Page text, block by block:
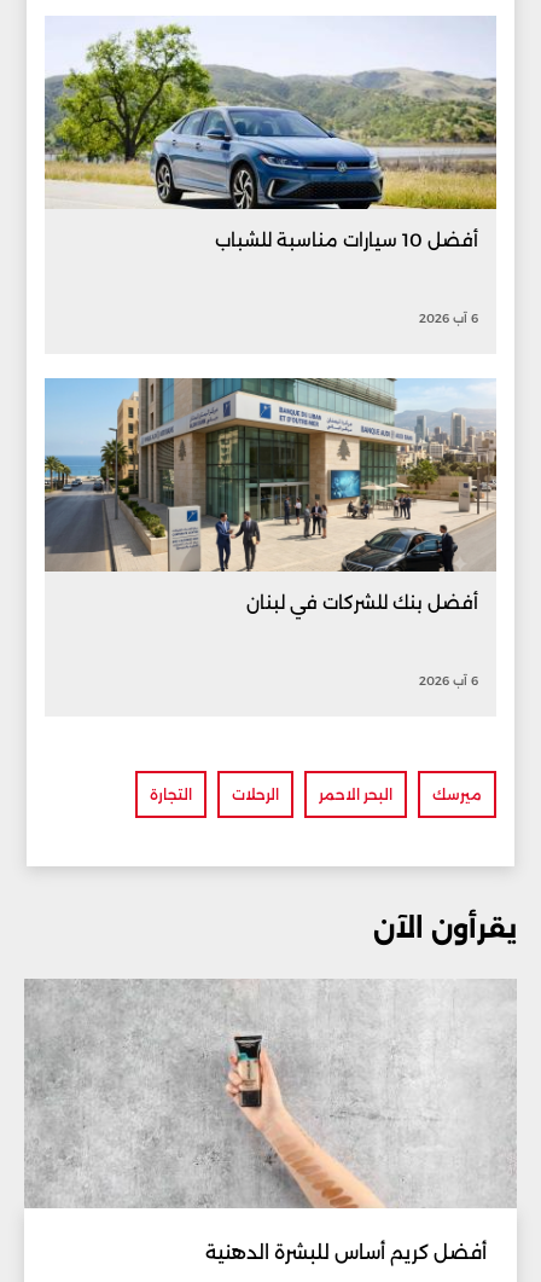
أفضل 10 سيارات مناسبة للشباب
6 آب 2026
أفضل بنك للشركات في لبنان
6 آب 2026
ميرسك البحر الاحمر الرحلات التجارة
يقرأون الآن
أفضل كريم أساس للبشرة الدهنية